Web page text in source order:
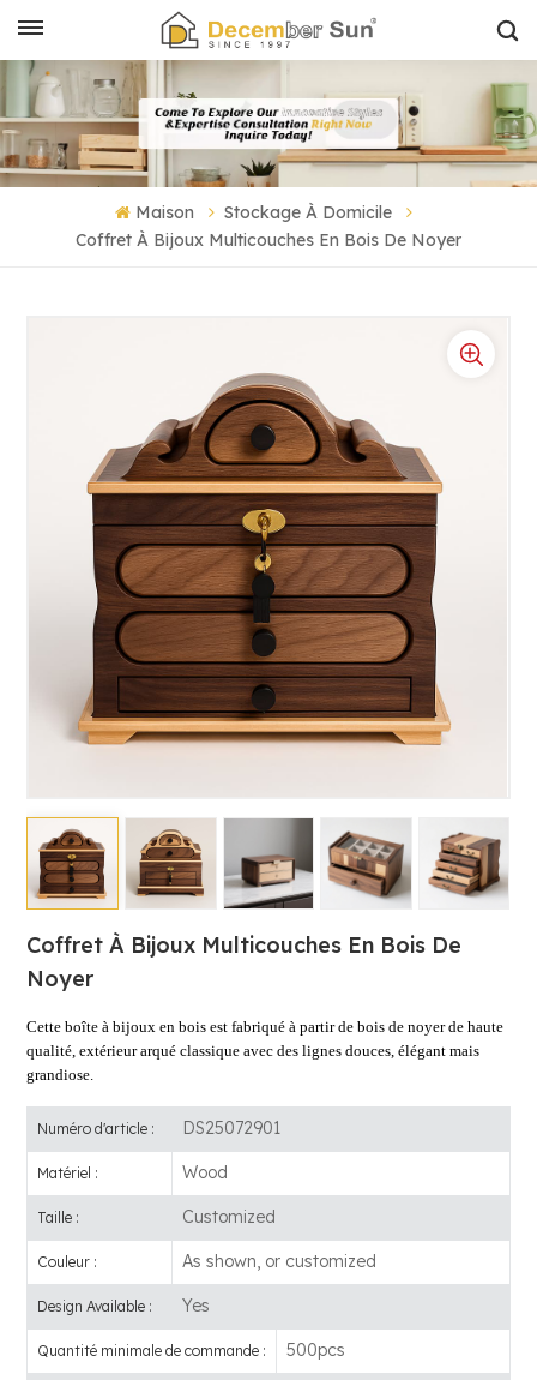
Maison
Stockage À Domicile
Coffret À Bijoux Multicouches En Bois De Noyer
Coffret À Bijoux Multicouches En Bois De
Noyer
Cette boîte à bijoux en bois estfabriqué à partir de bois de noyer de haute
qualité, extérieur arqué classique avec des lignes douces, élégant mais
grandiose.
Numéro d'article : DS25072901
Matériel : Wood
Taille : Customized
Couleur : As shown, or customized
Design Available : Yes
Quantité minimale de commande : 500pcs